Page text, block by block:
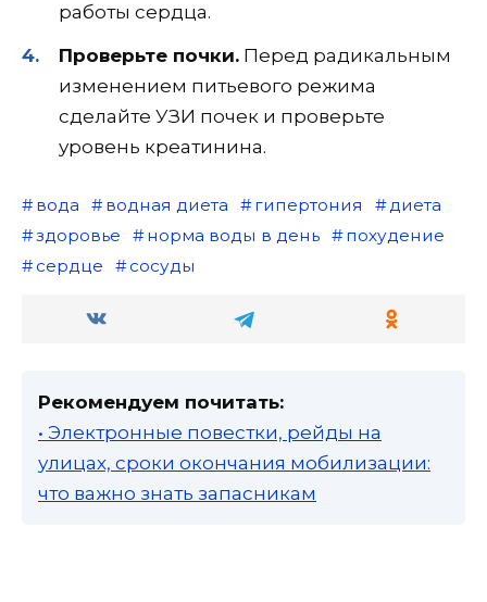
работы сердца.
Проверьте почки. Перед радикальным
изменением питьевого режима
сделайте УЗИ почек и проверьте
уровень креатинина.
вода водная диета гипертония
диета
здоровье
норма воды в день
похудение
сердце
сосуды
Рекомендуем почитать:
• Электронные повестки, рейды на
улицах, сроки окончания мобилизации:
что важно знать запасникам